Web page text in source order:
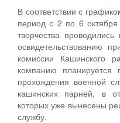
В соответствии с
период с 2 по 6 октября
творчества
освидетельствованию
комиссии Кашинского
компанию планируется
прохождения военной
кашинских парней, в
которых уже вынесены
службу.